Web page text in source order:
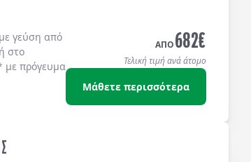
με γεύση από
στο
με πρόγευμα
ΑΠΟ682€
Τελική τιμή ανά άτομο
Μάθετε περισσότερα